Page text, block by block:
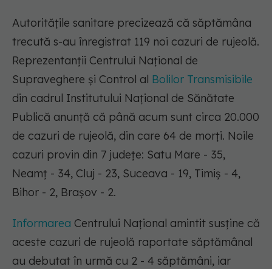
Autoritățile sanitare precizează că săptămâna
trecută s-au înregistrat 119 noi cazuri de rujeolă.
Reprezentanții Centrului Naţional de
Supraveghere şi Control al Bolilor Transmisibile
din cadrul Institutului Naţional de Sănătate
Publică anunță că până acum sunt circa 20.000
de cazuri de rujeolă, din care 64 de morți. Noile
cazuri provin din 7 județe: Satu Mare - 35,
Neamţ - 34, Cluj - 23, Suceava - 19, Timiş - 4,
Bihor - 2, Braşov - 2.
Informarea Centrului Național amintit susține că
aceste cazuri de rujeolă raportate săptămânal
au debutat în urmă cu 2 - 4 săptămâni, iar